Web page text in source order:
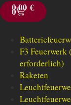
0,00€
0
F3 Feuerwerk
erforderlich)
Raketen